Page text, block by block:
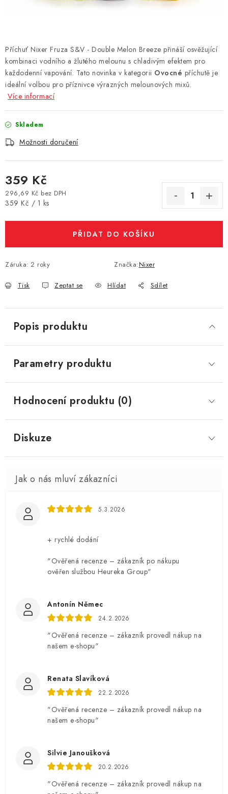
PŘÍSLUŠENSTVÍ
ZNAČKY
Vše o nákupu
Kontakty
Prodejny
Příchuť Nixer Fruza S&V - Double Melon Breeze přináší osvěžující
kombinaci vodního a žlutého melounu s chladivým efektem pro
každodenní vapování. Tato novinka v kategorii Ovocné příchutě je
ideální volbou pro příznivce výrazných melounových mixů.
Více informací
Skladem
Možnosti doručení
359 Kč
296,69 Kč bez DPH
Měrná cena:
359 Kč / 1 ks
PŘIDAT DO KOŠÍKU
Záruka: 2 roky Značka:Nixer
Tisk Zeptat se Hlídat Sdílet
Popis produktu
Parametry produktu
Hodnocení produktu (0)
Diskuze
5.3.2026
+ rychlé dodání
"Ověřená recenze – zákazník po nákupu
ověřen službou Heureka Group"
Antonín Němec
24.2.2026
"Ověřená recenze – zákazník provedl nákup na
našem e-shopu"
Renata Slavíková
22.2.2026
"Ověřená recenze – zákazník provedl nákup na
našem e-shopu"
Silvie Janoušková
20.2.2026
"Ověřená recenze – zákazník provedl nákup na